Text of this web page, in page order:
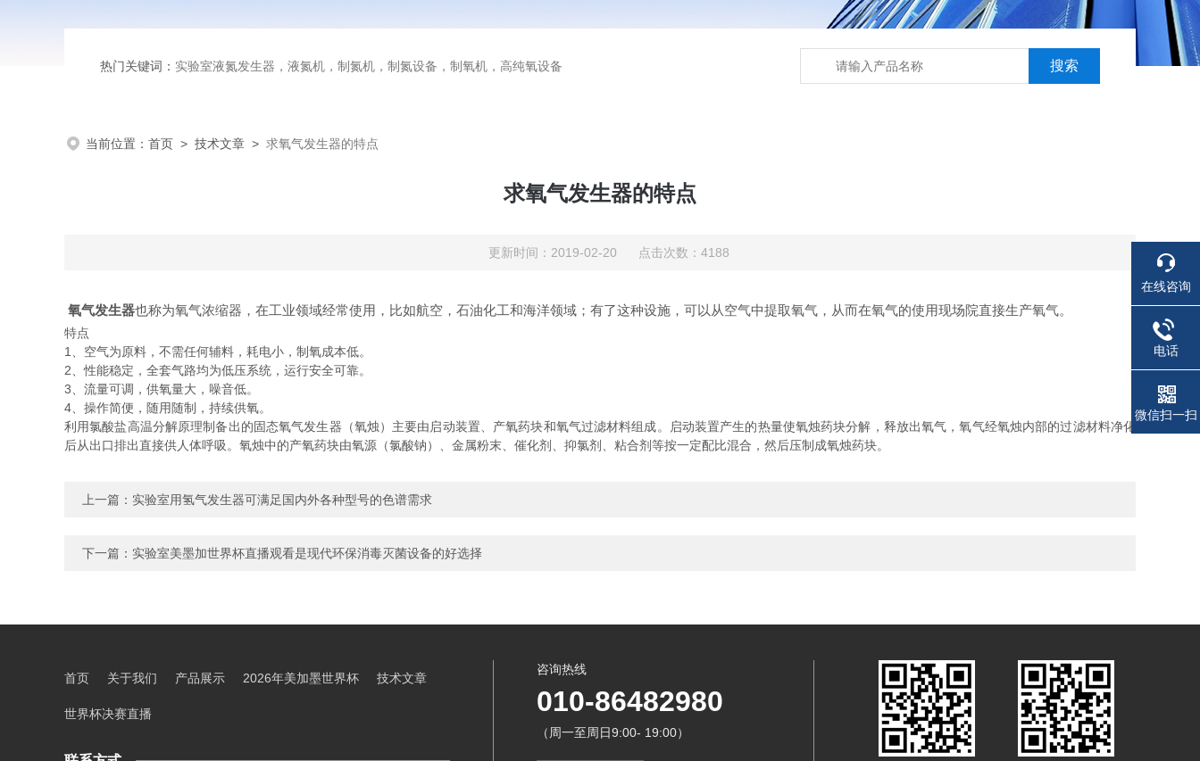
热门关键词： 实验室液氮发生器，液氮机，制氮机，制氮设备，制氧机，高纯氧设备
当前位置： 首页 > 技术文章 > 求氧气发生器的特点
求氧气发生器的特点
更新时间：2019-02-20 点击次数：4188
氧气发生器也称为氧气浓缩器，在工业领域经常使用，比如航空，石油化工和海洋领域；有了这种设施，可以从空气中提取氧气，从而在氧气的使用现场院直接生产氧气。
特点
1、空气为原料，不需任何辅料，耗电小，制氧成本低。
2、性能稳定，全套气路均为低压系统，运行安全可靠。
3、流量可调，供氧量大，噪音低。
4、操作简便，随用随制，持续供氧。
利用氯酸盐高温分解原理制备出的固态氧气发生器（氧烛）主要由启动装置、产氧药块和氧气过滤材料组成。启动装置产生的热量使氧烛药块分解，释放出氧气，氧气经氧烛内部的过滤材料净化
后从出口排出直接供人体呼吸。氧烛中的产氧药块由氧源（氯酸钠）、金属粉末、催化剂、抑氯剂、粘合剂等按一定配比混合，然后压制成氧烛药块。
上一篇： 实验室用氢气发生器可满足国内外各种型号的色谱需求
下一篇： 实验室美墨加世界杯直播观看是现代环保消毒灭菌设备的好选择
首页 关于我们 产品展示 2026年美加墨世界杯 技术文章
世界杯决赛直播
咨询热线
010-86482980
（周一至周日9:00- 19:00）
在线咨询
电话
微信扫一扫